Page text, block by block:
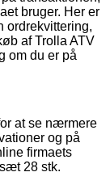
bruger. Her er
ordrekvittering,
af Trolla ATV
om du er på
at se nærmere
og på
firmaets
28 stk.